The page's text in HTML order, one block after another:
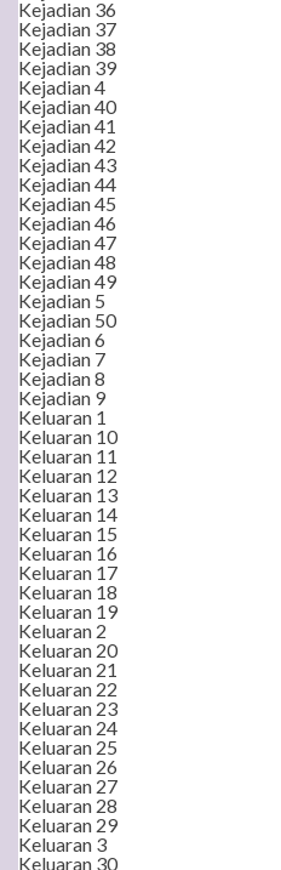
Kejadian 36
Kejadian 37
Kejadian 38
Kejadian 39
Kejadian 4
Kejadian 40
Kejadian 41
Kejadian 42
Kejadian 43
Kejadian 44
Kejadian 45
Kejadian 46
Kejadian 47
Kejadian 48
Kejadian 49
Kejadian 5
Kejadian 50
Kejadian 6
Kejadian 7
Kejadian 8
Kejadian 9
Keluaran 1
Keluaran 10
Keluaran 11
Keluaran 12
Keluaran 13
Keluaran 14
Keluaran 15
Keluaran 16
Keluaran 17
Keluaran 18
Keluaran 19
Keluaran 2
Keluaran 20
Keluaran 21
Keluaran 22
Keluaran 23
Keluaran 24
Keluaran 25
Keluaran 26
Keluaran 27
Keluaran 28
Keluaran 29
Keluaran 3
Keluaran 30